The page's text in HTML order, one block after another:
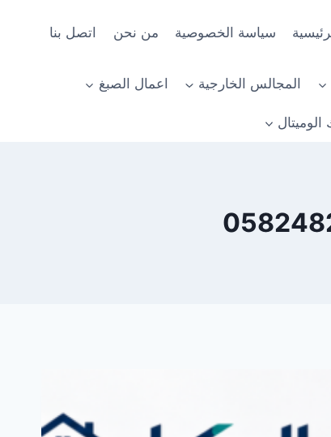
سياسة الخصوصية من نحن اتصل بنا
المجالس الخارجية اعمال الصبغ
الوميتال